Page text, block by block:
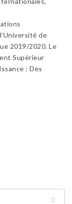
de
2019/2020. Le
Supérieur
: Des